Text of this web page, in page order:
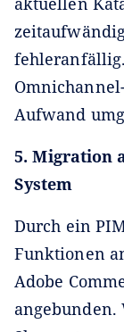
Aufwand
5. Migration
System
Durch ein
Funktionen
Adobe
angebunden.